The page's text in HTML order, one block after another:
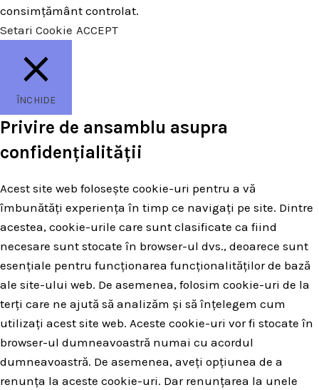
consimțământ controlat.
Setari Cookie ACCEPT
ÎNCHIDE
Privire de ansamblu asupra
confidențialității
Acest site web folosește cookie-uri pentru a vă
îmbunătăți experiența în timp ce navigați pe site. Dintre
acestea, cookie-urile care sunt clasificate ca fiind
necesare sunt stocate în browser-ul dvs., deoarece sunt
esențiale pentru funcționarea funcționalităților de bază
ale site-ului web. De asemenea, folosim cookie-uri de la
terți care ne ajută să analizăm și să înțelegem cum
utilizați acest site web. Aceste cookie-uri vor fi stocate în
browser-ul dumneavoastră numai cu acordul
dumneavoastră. De asemenea, aveți opțiunea de a
renunța la aceste cookie-uri. Dar renunțarea la unele